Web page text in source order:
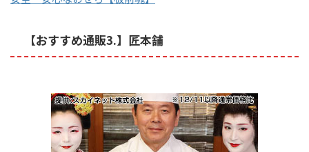
【おすすめ通販3.】匠本舗